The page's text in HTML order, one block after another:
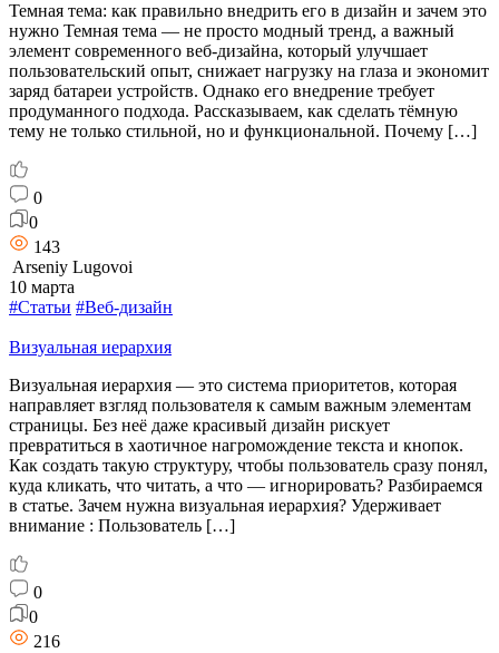
Темная тема: как правильно внедрить его в дизайн и зачем это
нужно Темная тема — не просто модный тренд, а важный
элемент современного веб-дизайна, который улучшает
пользовательский опыт, снижает нагрузку на глаза и экономит
заряд батареи устройств. Однако его внедрение требует
продуманного подхода. Рассказываем, как сделать тёмную
тему не только стильной, но и функциональной. Почему […]
0
0
143
Arseniy Lugovoi
10 марта
#Статьи #Веб-дизайн
Визуальная иерархия
Визуальная иерархия — это система приоритетов, которая
направляет взгляд пользователя к самым важным элементам
страницы. Без неё даже красивый дизайн рискует
превратиться в хаотичное нагромождение текста и кнопок.
Как создать такую структуру, чтобы пользователь сразу понял,
куда кликать, что читать, а что — игнорировать? Разбираемся
в статье. Зачем нужна визуальная иерархия? Удерживает
внимание : Пользователь […]
0
0
216